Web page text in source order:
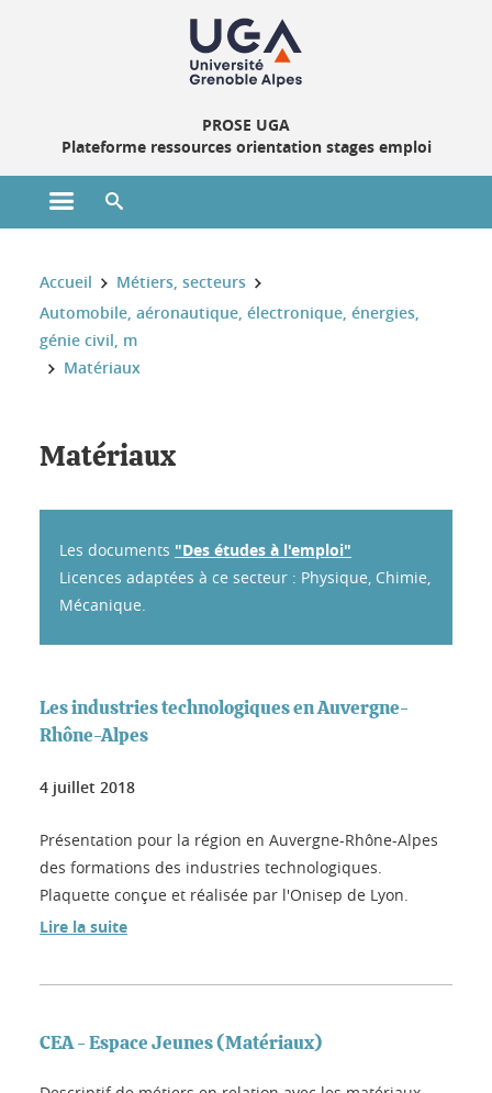
PROSE UGA
Plateforme ressources orientation stages emploi
Ouvrir le menu principal
Vous êtes ici :
Accueil
Métiers, secteurs
Automobile, aéronautique, électronique, énergies,
génie civil, m
Matériaux
Matériaux
Les documents "Des études à l'emploi"
Licences adaptées à ce secteur : Physique, Chimie,
Mécanique.
Les industries technologiques en Auvergne-
Rhône-Alpes
4 juillet 2018
Présentation pour la région en Auvergne-Rhône-Alpes
des formations des industries technologiques.
Plaquette conçue et réalisée par l'Onisep de Lyon.
Lire la suite
CEA - Espace Jeunes (Matériaux)